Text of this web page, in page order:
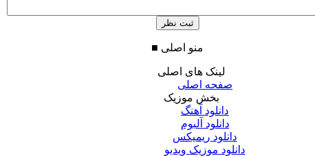
■ منو اصلی
لینک های اصلی
صفحه اصلی
بخش موزیک
دانلود آهنگ
دانلود آلبوم
دانلود ریمیکس
دانلود موزیک ویدیو